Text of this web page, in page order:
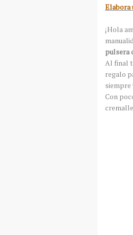
Elabora
¡Hola
pulsera
Al final
regalo
siempre
Con